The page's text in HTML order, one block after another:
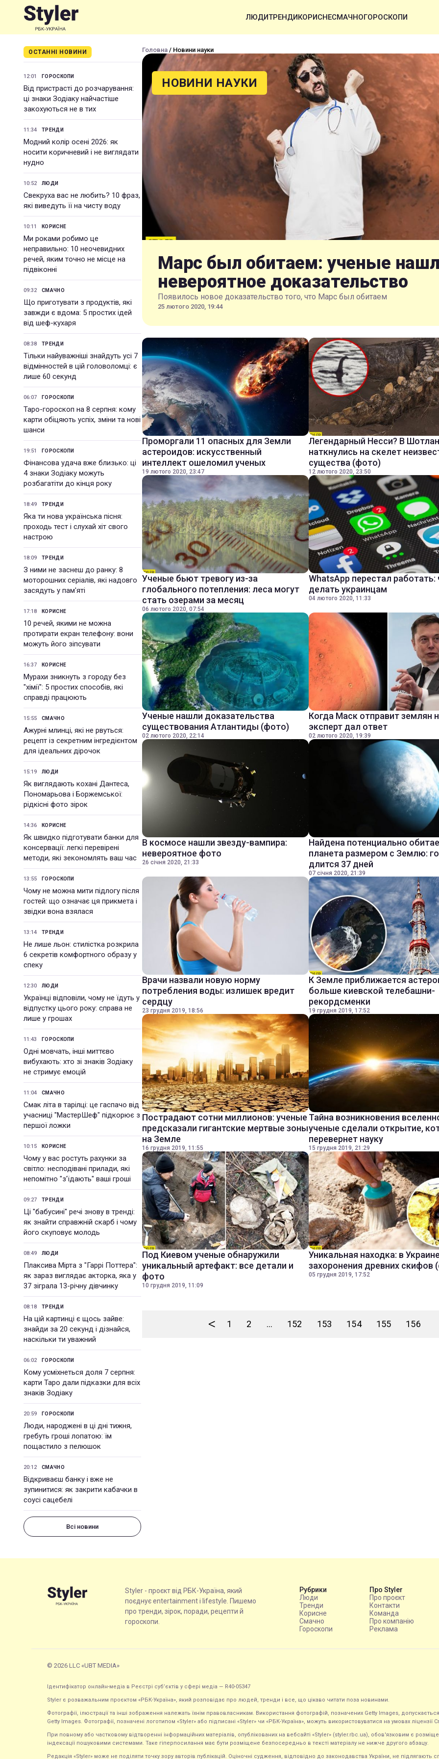
ЛЮДИТРЕНДИКОРИСНЕСМАЧНОГОРОСКОПИ
ОСТАННІ НОВИНИ
12:01 ГОРОСКОПИ
Від пристрасті до розчарування:
ці знаки Зодіаку найчастіше
закохуються не в тих
11:34 ТРЕНДИ
Модний колір осені 2026: як
носити коричневий і не виглядати
нудно
10:52 ЛЮДИ
Свекруха вас не любить? 10 фраз,
які виведуть її на чисту воду
10:11 КОРИСНЕ
Ми роками робимо це
неправильно: 10 неочевидних
речей, яким точно не місце на
підвіконні
09:32 СМАЧНО
Що приготувати з продуктів, які
завжди є вдома: 5 простих ідей
від шеф-кухаря
08:38 ТРЕНДИ
Тільки найуважніші знайдуть усі 7
відмінностей в цій головоломці: є
лише 60 секунд
06:07 ГОРОСКОПИ
Таро-гороскоп на 8 серпня: кому
карти обіцяють успіх, зміни та нові
шанси
19:51 ГОРОСКОПИ
Фінансова удача вже близько: ці
4 знаки Зодіаку можуть
розбагатіти до кінця року
18:49 ТРЕНДИ
Яка ти нова українська пісня:
проходь тест і слухай хіт свого
настрою
18:09 ТРЕНДИ
З ними не заснеш до ранку: 8
моторошних серіалів, які надовго
засядуть у пам'яті
17:18 КОРИСНЕ
10 речей, якими не можна
протирати екран телефону: вони
можуть його зіпсувати
16:37 КОРИСНЕ
Мурахи зникнуть з городу без
"хімії": 5 простих способів, які
справді працюють
15:55 СМАЧНО
Ажурні млинці, які не рвуться:
рецепт із секретним інгредієнтом
для ідеальних дірочок
15:19 ЛЮДИ
Як виглядають кохані Дантеса,
Пономарьова і Боржемської:
рідкісні фото зірок
14:36 КОРИСНЕ
Як швидко підготувати банки для
консервації: легкі перевірені
методи, які зекономлять ваш час
13:55 ГОРОСКОПИ
Чому не можна мити підлогу після
гостей: що означає ця прикмета і
звідки вона взялася
13:14 ТРЕНДИ
Не лише льон: стилістка розкрила
6 секретів комфортного образу у
спеку
12:30 ЛЮДИ
Українці відповіли, чому не їдуть у
відпустку цього року: справа не
лише у грошах
11:43 ГОРОСКОПИ
Одні мовчать, інші миттєво
вибухають: хто зі знаків Зодіаку
не стримує емоцій
11:04 СМАЧНО
Смак літа в тарілці: це гаспачо від
учасниці "МастерШеф" підкорює з
першої ложки
10:15 КОРИСНЕ
Чому у вас ростуть рахунки за
світло: несподівані прилади, які
непомітно "з'їдають" ваші гроші
09:27 ТРЕНДИ
Ці "бабусині" речі знову в тренді:
як знайти справжній скарб і чому
його скуповує молодь
08:49 ЛЮДИ
Плаксива Мірта з "Гаррі Поттера":
як зараз виглядає акторка, яка у
37 зіграла 13-річну дівчинку
08:18 ТРЕНДИ
На цій картинці є щось зайве:
знайди за 20 секунд і дізнайся,
наскільки ти уважний
06:02 ГОРОСКОПИ
Кому усміхнеться доля 7 серпня:
карти Таро дали підказки для всіх
знаків Зодіаку
20:59 ГОРОСКОПИ
Люди, народжені в ці дні тижня,
гребуть гроші лопатою: їм
пощастило з пелюшок
20:12 СМАЧНО
Відкриваєш банку і вже не
зупинитися: як закрити кабачки в
соусі сацебелі
Всі новини
Головна / Новини науки
НОВИНИ НАУКИ
Марс был обитаем: ученые
невероятное доказательство
Появилось новое доказательство того, что Марс был обитаем
25 лютого 2020, 19:44
Проморгали 11 опасных для Земли
астероидов: искусственный
интеллект ошеломил ученых
19 лютого 2020, 23:47
Легендарный Несси? В
наткнулись на скелет
существа (фото)
12 лютого 2020, 23:50
Ученые бьют тревогу из-за
глобального потепления: леса могут
стать озерами за месяц
06 лютого 2020, 07:54
WhatsApp перестал работать:
делать украинцам
04 лютого 2020, 11:33
Ученые нашли доказательства
существования Атлантиды (фото)
02 лютого 2020, 22:14
Когда Маск отправит землян
эксперт дал ответ
02 лютого 2020, 19:39
В космосе нашли звезду-вампира:
невероятное фото
26 січня 2020, 21:33
Найдена потенциально
планета размером с Землю:
длится 37 дней
07 січня 2020, 21:39
Врачи назвали новую норму
потребления воды: излишек вредит
сердцу
23 грудня 2019, 18:56
К Земле приближается
больше киевской телебашни-
рекордсменки
19 грудня 2019, 17:52
Пострадают сотни миллионов: ученые
предсказали гигантские мертвые зоны
на Земле
16 грудня 2019, 11:55
Тайна возникновения
ученые сделали открытие,
перевернет науку
15 грудня 2019, 21:29
Под Киевом ученые обнаружили
уникальный артефакт: все детали и
фото
10 грудня 2019, 11:09
Уникальная находка: в
захоронения древних скифов
05 грудня 2019, 17:52
< 1 2 ... 152 153 154 155 156
Styler - проєкт від РБК-Україна, який
поєднує entertainment і lifestyle. Пишемо
про тренди, зірок, поради, рецепти й
гороскопи.
Рубрики
Люди
Тренди
Корисне
Смачно
Гороскопи
Про Styler
Про проєкт
Контакти
Команда
Про компанію
Реклама
© 2026 LLC «UBT MEDIA»
Ідентифікатор онлайн-медіа в Реєстрі суб’єктів у сфері медіа — R40-05347
Styler є розважальним проєктом «РБК-Україна», який розповідає про людей, тренди і все, що цікаво читати поза новинами.
Фотографії, ілюстрації та інші зображення належать їхнім правовласникам. Використання фотографій, позначених Getty Images,
Getty Images. Фотографії, позначені логотипом «Styler» або підписані «Styler» чи «РБК-Україна», можуть використовуватися на умовах
При повному або частковому відтворенні інформаційних матеріалів, опублікованих на вебсайті «Styler» (styler.rbc.ua), обов'язковим є
індексації пошуковими системами. Таке гіперпосилання має бути розміщене безпосередньо в тексті матеріалу не нижче другого абзацу.
Редакція «Styler» може не поділяти точку зору авторів публікацій. Оціночні судження, відповідно до законодавства України, не